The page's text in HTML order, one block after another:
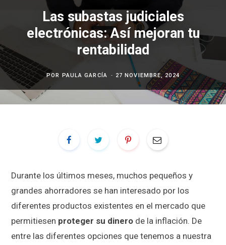
Las subastas judiciales
electrónicas: Así mejoran tu
rentabilidad
POR PAULA GARCÍA 27 NOVIEMBRE, 2024
Durante los últimos meses, muchos pequeños y
grandes ahorradores se han interesado por los
diferentes productos existentes en el mercado que
permitiesen proteger su dinero de la inflación. De
entre las diferentes opciones que tenemos a nuestra